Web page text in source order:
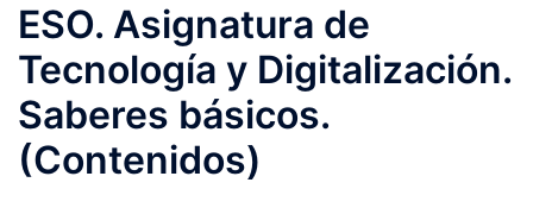
ESO. Asignatura de
Tecnología y Digitalización.
Saberes básicos.
(Contenidos)